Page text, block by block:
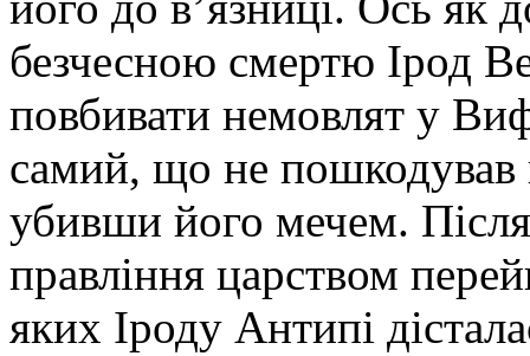
безчесною смертю Ірод
повбивати немовлят у
самий, що не пошкодував
убивши його мечем.
правління царством
яких Іроду Антипі